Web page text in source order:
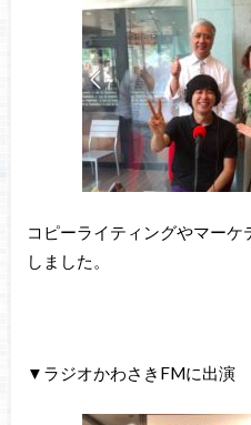
コピーライティングやマー
しました。
▼ラジオかわさきFMに出演